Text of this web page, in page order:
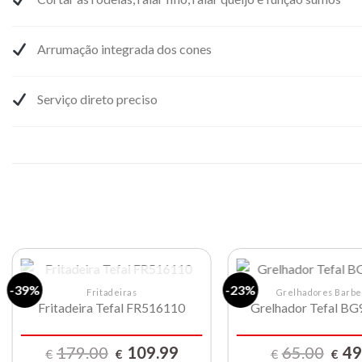
Arrumação integrada dos cones
Serviço direto preciso
-39% ESGOTADO
Fritadeiras
Fritadeira Tefal FR516110
€ 179.00 O
€ 109.99O
-23% Grelhadores
Grelhador Tefal
€ 65.00 O
€